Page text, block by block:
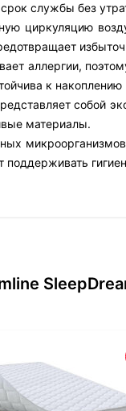
службы без
циркуляцию
аллергии,
к
собой
материалы.